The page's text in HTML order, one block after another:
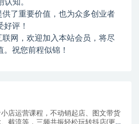
知。
了重要价值，也为众多创业者
评！
网，欢迎加入本站会员，将尽
祝您前程似锦！
店运营课程，不动销起店、图文带货
截流等，三频共振轻松玩转抖店(更